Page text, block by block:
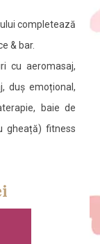
completează
& bar.
cu aeromasaj,
duș emoțional,
baie de
gheață) fitness